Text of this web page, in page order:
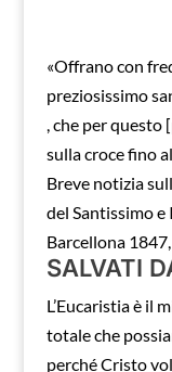
«Offrano con
preziosissimo
, che per
sulla croce fino
Breve notizia
del Santissimo
Barcellona
SALVATI
L’Eucaristia è il
totale che
perché Cristo